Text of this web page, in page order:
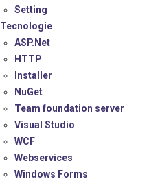
Setting
Tecnologie
ASP.Net
HTTP
Installer
NuGet
Team foundation server
Visual Studio
WCF
Webservices
Windows Forms